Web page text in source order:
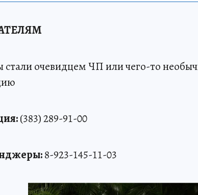
стали очевидцем ЧП или чего-то
(383) 289-91-00
8-923-145-11-03